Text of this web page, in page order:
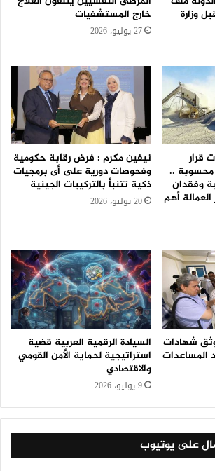
وزارة
خارج المستشفيات
27 يوليو، 2026
قرار
محسوبة ..
وفقدان
العمالة أهم
نيفين مكرم : فرض رقابة حكومية
وفحوصات دورية على أى برمجيات
ذكية تتنبأ بالتركيبات الجينية
20 يوليو، 2026
شهادات
المساعدات
السيادة الرقمية العربية قضية
استراتيجية لحماية الأمن القومي
والاقتصادي
9 يوليو، 2026
على يوتيوب